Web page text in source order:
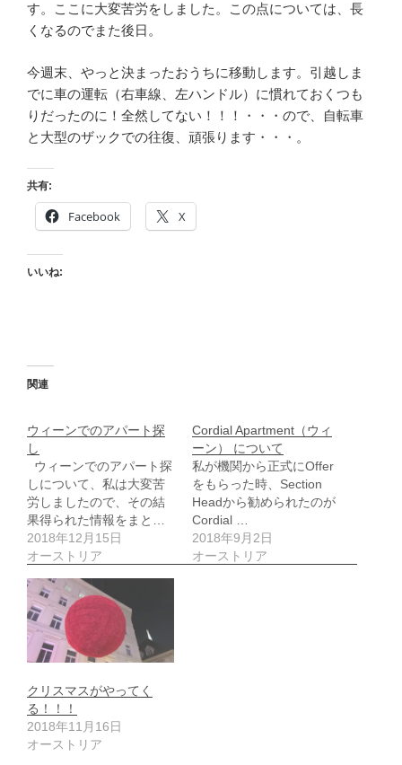
す。ここに大変苦労をしました。この点については、長
くなるのでまた後日。
今週末、やっと決まったおうちに移動します。引越しま
でに車の運転（右車線、左ハンドル）に慣れておくつも
りだったのに！全然してない！！！・・・ので、自転車
と大型のザックでの往復、頑張ります・・・。
共有:
Facebook X
いいね:
関連
ウィーンでのアパート探
し
ウィーンでのアパート探
しについて、私は大変苦
労しましたので、その結
果得られた情報をまと…
2018年12月15日
オーストリア
Cordial Apartment（ウィ
ーン） について
私が機関から正式にOffer
をもらった時、Section
Headから勧められたのが
Cordial …
2018年9月2日
オーストリア
クリスマスがやってく
る！！！
2018年11月16日
オーストリア